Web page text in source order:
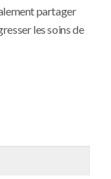
partager
les soins de